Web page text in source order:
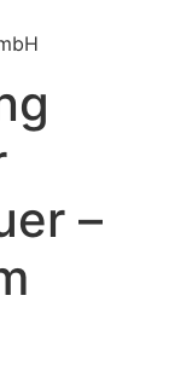
–